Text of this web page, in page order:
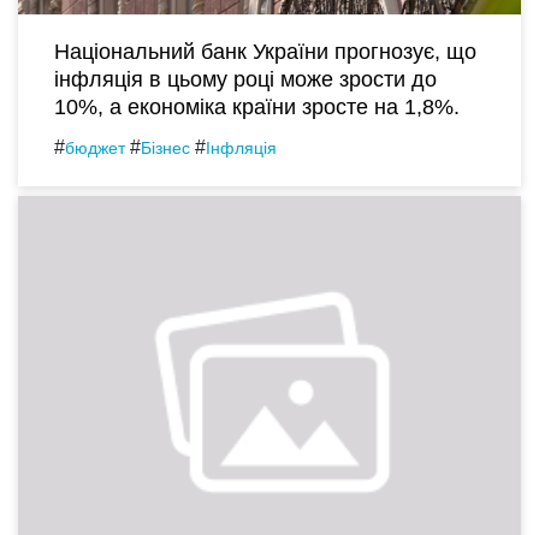
Національний банк України прогнозує, що
інфляція в цьому році може зрости до
10%, а економіка країни зросте на 1,8%.
#бюджет#Бізнес #Інфляція